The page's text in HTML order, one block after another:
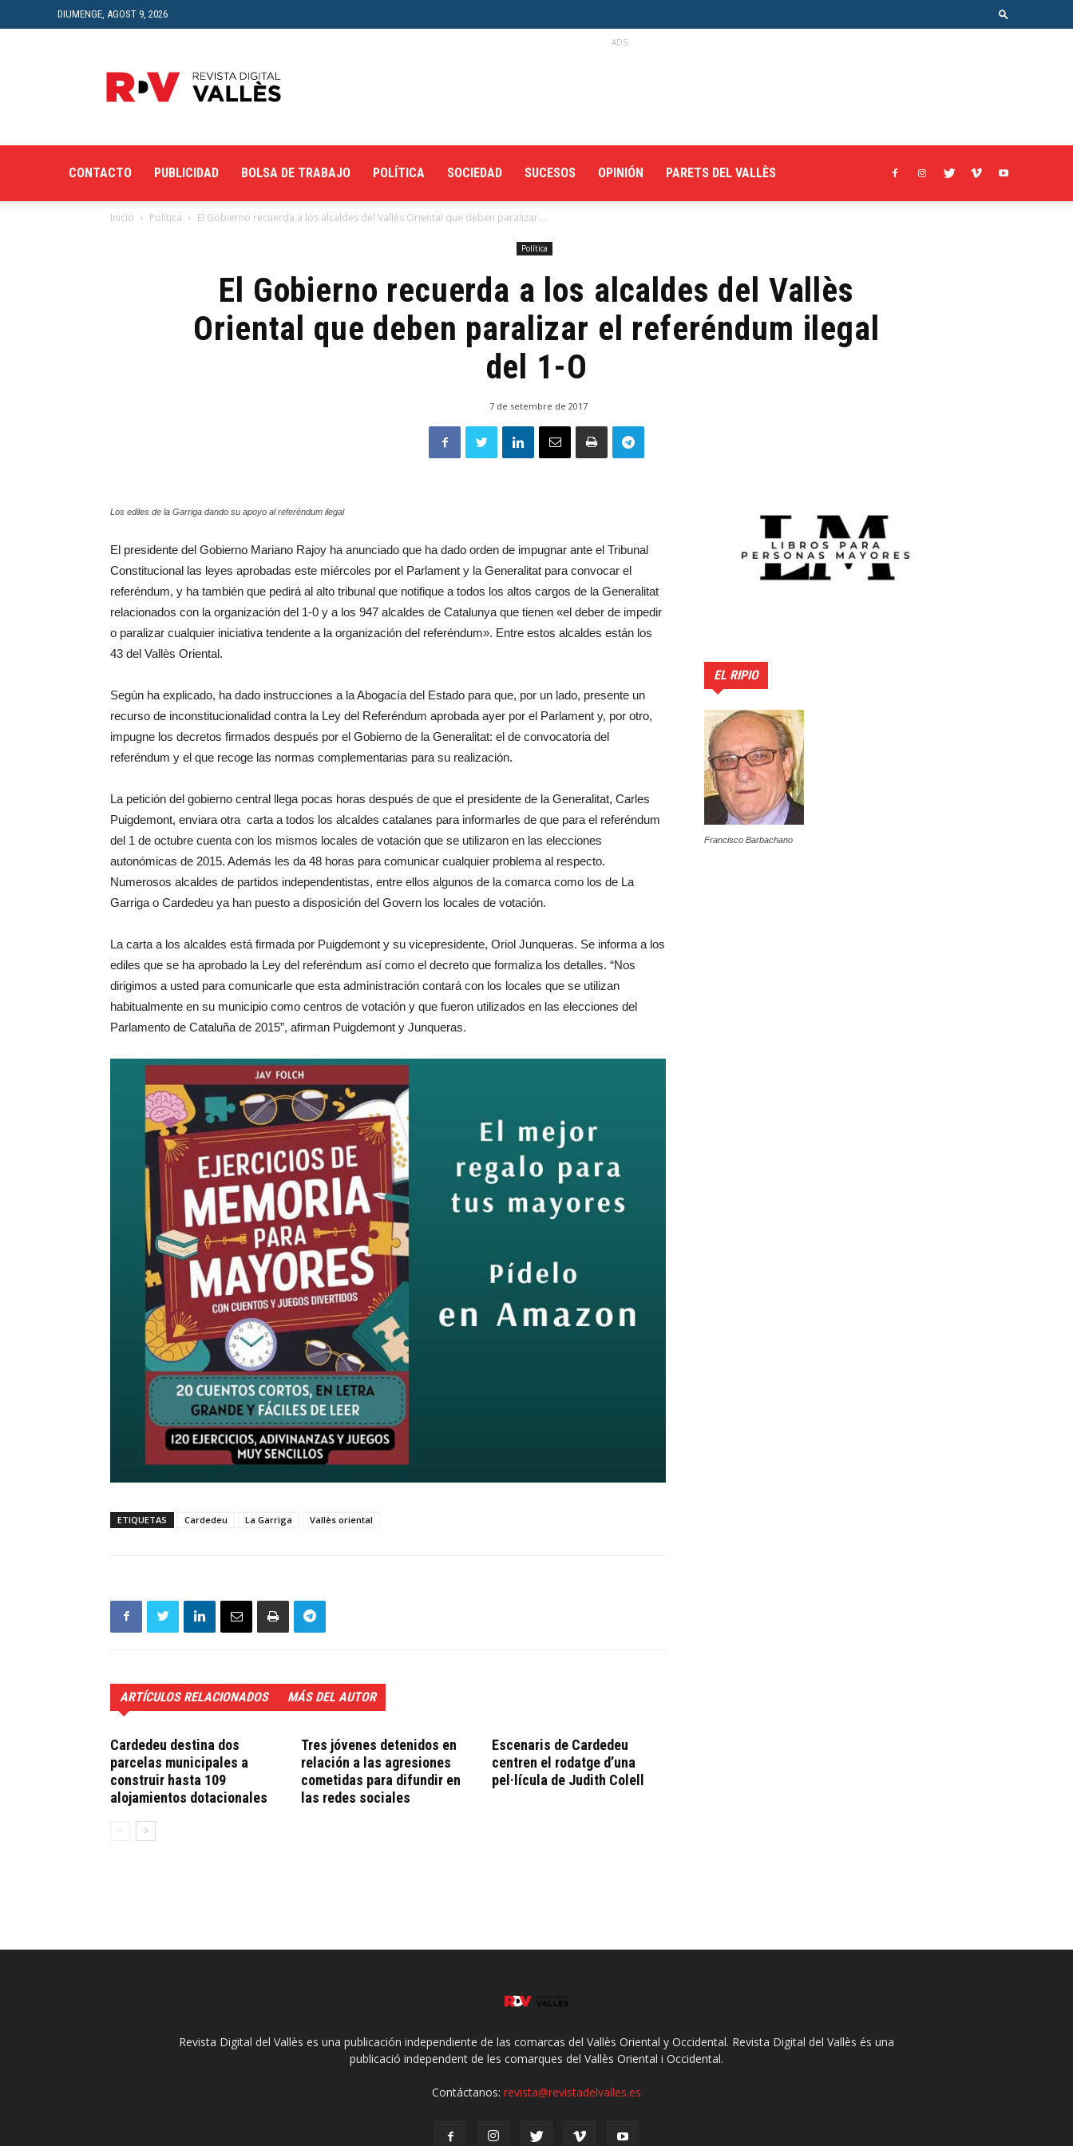
DIUMENGE, AGOST 9, 2026
Digital
del
ADS
CONTACTO PUBLICIDAD BOLSA DE TRABAJO POLÍTICA SOCIEDAD SUCESOS OPINIÓN PARETS DEL VALLÈS
Inicio Política El Gobierno recuerda a los alcaldes del Vallès Oriental que deben paralizar...
Política
El Gobierno recuerda a los alcaldes del Vallès
Oriental que deben paralizar el referéndum ilegal
del 1-O
7 de setembre de 2017
Los ediles de la Garriga dando su apoyo al referéndum ilegal
El presidente del Gobierno Mariano Rajoy ha anunciado que ha dado orden de impugnar ante el Tribunal
Constitucional las leyes aprobadas este miércoles por el Parlament y la Generalitat para convocar el
referéndum, y ha también que pedirá al alto tribunal que notifique a todos los altos cargos de la Generalitat
relacionados con la organización del 1-0 y a los 947 alcaldes de Catalunya que tienen «el deber de impedir
o paralizar cualquier iniciativa tendente a la organización del referéndum». Entre estos alcaldes están los
43 del Vallès Oriental.
Según ha explicado, ha dado instrucciones a la Abogacía del Estado para que, por un lado, presente un
recurso de inconstitucionalidad contra la Ley del Referéndum aprobada ayer por el Parlament y, por otro,
impugne los decretos firmados después por el Gobierno de la Generalitat: el de convocatoria del
referéndum y el que recoge las normas complementarias para su realización.
La petición del gobierno central llega pocas horas después de que el presidente de la Generalitat, Carles
Puigdemont, enviara otra carta a todos los alcaldes catalanes para informarles de que para el referéndum
del 1 de octubre cuenta con los mismos locales de votación que se utilizaron en las elecciones
autonómicas de 2015. Además les da 48 horas para comunicar cualquier problema al respecto.
Numerosos alcaldes de partidos independentistas, entre ellos algunos de la comarca como los de La
Garriga o Cardedeu ya han puesto a disposición del Govern los locales de votación.
La carta a los alcaldes está firmada por Puigdemont y su vicepresidente, Oriol Junqueras. Se informa a los
ediles que se ha aprobado la Ley del referéndum así como el decreto que formaliza los detalles. “Nos
dirigimos a usted para comunicarle que esta administración contará con los locales que se utilizan
habitualmente en su municipio como centros de votación y que fueron utilizados en las elecciones del
Parlamento de Cataluña de 2015”, afirman Puigdemont y Junqueras.
ETIQUETAS Cardedeu La Garriga Vallès oriental
ARTÍCULOS RELACIONADOS MÁS DEL AUTOR
Cardedeu destina dos
parcelas municipales a
construir hasta 109
alojamientos dotacionales
Tres jóvenes detenidos en
relación a las agresiones
cometidas para difundir en
las redes sociales
Escenaris de Cardedeu
centren el rodatge d’una
pel·lícula de Judith Colell
EL RIPIO
Francisco Barbachano
Revista Digital del Vallès es una publicación independiente de las comarcas del Vallès Oriental y Occidental. Revista Digital del Vallès és una
publicació independent de les comarques del Vallès Oriental i Occidental.
Contáctanos: revista@revistadelvalles.es